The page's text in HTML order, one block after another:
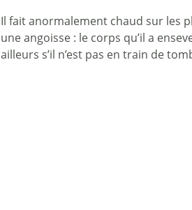
Il fait anormalement chaud sur les
une angoisse : le corps qu’il a
ailleurs s’il n’est pas en train de